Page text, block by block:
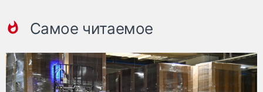
Самое читаемое